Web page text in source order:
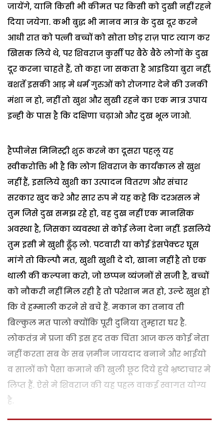
जायेंगे, यानि किसी भी कीमत पर किसी को दुखी नहीं रहने
दिया जयेगा. कभी बुद्ध भी मानव मात्र के दुख दूर करने
आधी रात को पत्नी बच्चों को सोता छोड़ राज़ पाट त्याग कर
खिसक लिये थे, पर शिवराज कुर्सी पर बैठे बैठे लोगों के दुख
दूर करना चाहते हैं, तो कहा जा सकता है आइडिया बुरा नहीं,
बशर्ते इसकी आड़ मे धर्म गुरुओं को रोजगार देने की उनकी
मंशा न हो, नहीं तो खुश और सुखी रहने का एक मात्र उपाय
इन्ही के पास है कि दक्षिणा चढ़ाओ और दुख भूल जाओ.
हैप्पीनेस मिनिस्ट्री शुरू करने का दूसरा पहलू यह
स्वीकरोक्ति भी है कि लोग शिवराज के कार्यकाल से खुश
नहीं हैं, इसलिये खुशी का उत्पादन वितरण और संचार
सरकार खुद करे और सार रुप मे यह कहे कि दरअसल मे
तुम जिसे दुख समझ रहे हो, वह दुख नहीं एक मानसिक
अवस्था है, जिसका व्यवस्था से कोई लेना देना नहीं. इसलिये
तुम इसी मे खुशी ढूँढ़ लो. पटवारी या कोई इंसपेक्टर घूस
मांगे तो किल्पौ मत, खुशी खुशी दे दो, खाना नहीं है तो एक
थाली की कल्पना करो, जो छप्पन व्यंजनों से सजी है, बच्चों
को नौकरी नहीं मिल रही है तो परेशान मत हो, उल्टे खुश हो
कि वे हम्माली करने से बचे हैं. मकान का तनाव ती
बिल्कुल मत पालो क्योंकि पूरी दुनिया तुम्हारा घर है.
लोकतंत्र मे प्रजा की इस हद तक चिंता आज कल कोई नेता
नहीं करता सब के सब ज़मीन जायदाद बनाने और भाईयो
व सालों को पैसा कमाने की खुली छूट दिये हुये भ्रष्टाचार मे
लिप्त हैं. ऐसे मे शिवराज की यह पहल वाकई स्वागत योग्य
है.